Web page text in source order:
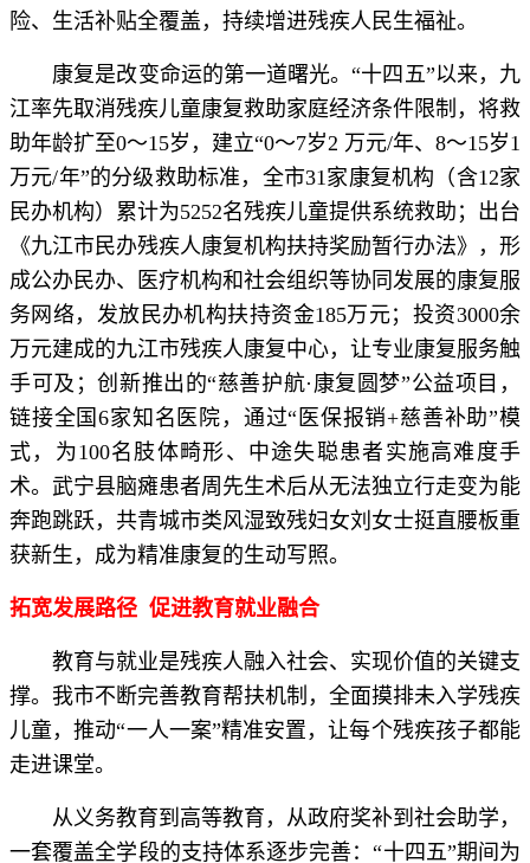
险、生活补贴全覆盖，持续增进残疾人民生福祉。
康复是改变命运的第一道曙光。“十四五”以来，九
江率先取消残疾儿童康复救助家庭经济条件限制，将救
助年龄扩至0～15岁，建立“0～7岁2 万元/年、8～15岁1
万元/年”的分级救助标准，全市31家康复机构（含12家
民办机构）累计为5252名残疾儿童提供系统救助；出台
《九江市民办残疾人康复机构扶持奖励暂行办法》，形
成公办民办、医疗机构和社会组织等协同发展的康复服
务网络，发放民办机构扶持资金185万元；投资3000余
万元建成的九江市残疾人康复中心，让专业康复服务触
手可及；创新推出的“慈善护航·康复圆梦”公益项目，
链接全国6家知名医院，通过“医保报销+慈善补助”模
式，为100名肢体畸形、中途失聪患者实施高难度手
术。武宁县脑瘫患者周先生术后从无法独立行走变为能
奔跑跳跃，共青城市类风湿致残妇女刘女士挺直腰板重
获新生，成为精准康复的生动写照。
拓宽发展路径 促进教育就业融合
教育与就业是残疾人融入社会、实现价值的关键支
撑。我市不断完善教育帮扶机制，全面摸排未入学残疾
儿童，推动“一人一案”精准安置，让每个残疾孩子都能
走进课堂。
从义务教育到高等教育，从政府奖补到社会助学，
一套覆盖全学段的支持体系逐步完善：“十四五”期间为